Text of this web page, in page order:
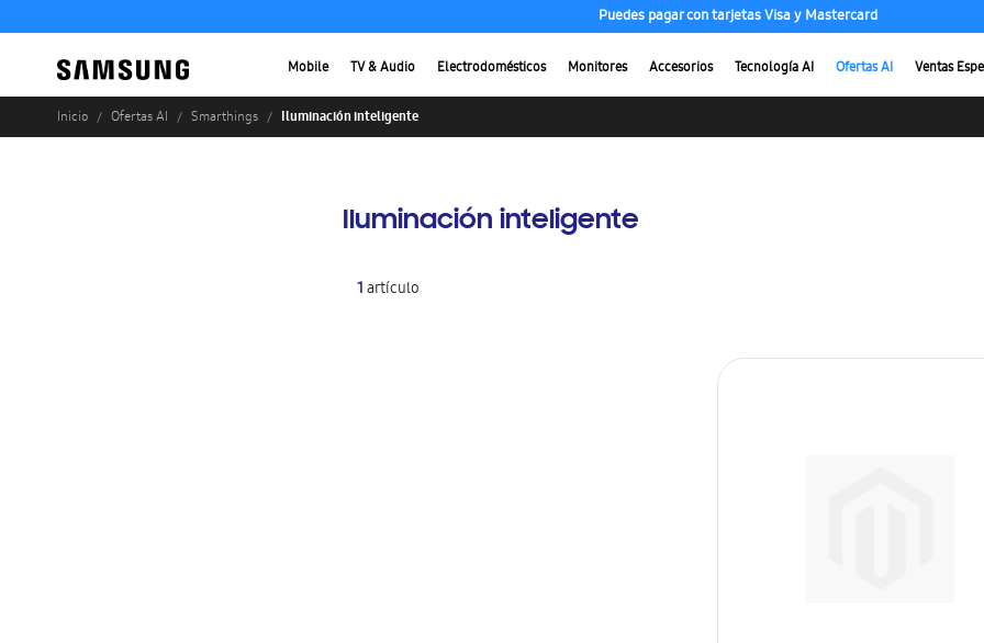
Puedes pagar con tarjetas Visa y Mastercard
Mobile TV & Audio Electrodomésticos Monitores Accesorios Tecnología AI Ofertas AI Ventas
Inicio Ofertas AI Smarthings Iluminación inteligente
Iluminación inteligente
1artículo